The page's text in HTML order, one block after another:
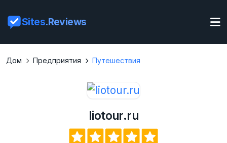
Sites.Reviews
Дом Предприятия Путешествия
liotour.ru